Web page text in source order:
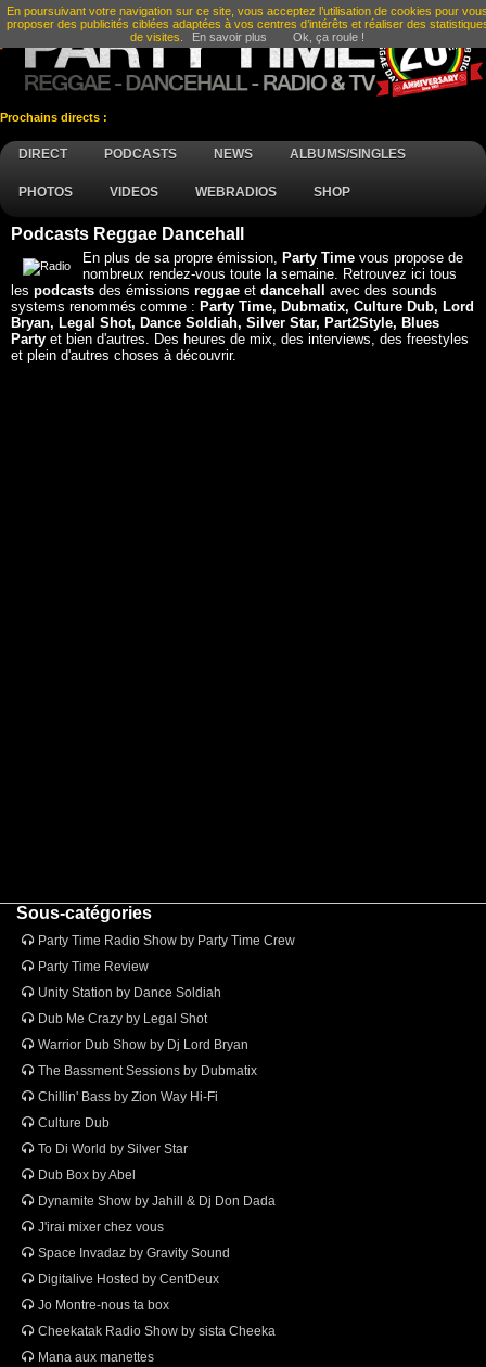
Prochains directs :
DIRECT PODCASTS NEWS ALBUMS/SINGLES
PHOTOS VIDEOS WEBRADIOS SHOP
Podcasts Reggae Dancehall
En plus de sa propre émission, Party Timevous propose de
nombreux rendez-vous toute la semaine. Retrouvez ici tous
les podcasts des émissions reggae et dancehall
avec des sounds
systems renommés comme : Party Time, Dubmatix, Culture Dub, Lord
Bryan, Legal Shot, Dance Soldiah, Silver Star, Part2Style, Blues
Party et bien d'autres. Des heures de mix, des interviews, des freestyles
et plein d'autres choses à découvrir.
Sous-catégories
Party Time Radio Show by Party Time Crew
Party Time Review
Unity Station by Dance Soldiah
Dub Me Crazy by Legal Shot
Warrior Dub Show by Dj Lord Bryan
The Bassment Sessions by Dubmatix
Chillin' Bass by Zion Way Hi-Fi
Culture Dub
To Di World by Silver Star
Dub Box by Abel
Dynamite Show by Jahill & Dj Don Dada
J'irai mixer chez vous
Space Invadaz by Gravity Sound
Digitalive Hosted by CentDeux
Jo Montre-nous ta box
Cheekatak Radio Show by sista Cheeka
Mana aux manettes
En poursuivant votre navigation sur ce site, vous acceptez l’utilisation de cookies pour
proposer des publicités ciblées adaptées à vos centres d’intérêts et réaliser des
de visites.
En savoir plus Ok, ça roule !